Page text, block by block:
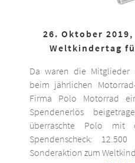
26. Oktober
Weltkindertag
Da waren die Mitglieder
beim jährlichen
Firma Polo Motorrad
Spendenerlös
überraschte Polo mit
Spendenscheck:
Sonderaktion zum